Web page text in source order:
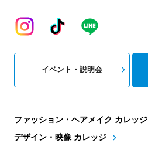
ファッション・ヘアメイク カレッジ
デザイン・映像 カレッジ
イベント・説明会